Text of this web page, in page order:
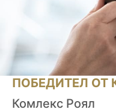
ПОБЕДИТЕЛ ОТ
Комлекс Роял